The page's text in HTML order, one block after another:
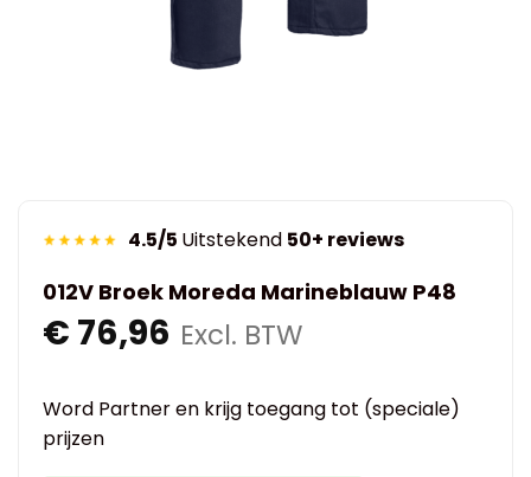
4.5/5 Uitstekend 50+ reviews
012V Broek Moreda Marineblauw P48
€ 76,96 Excl. BTW
Word Partner en krijg toegang tot (speciale)
prijzen